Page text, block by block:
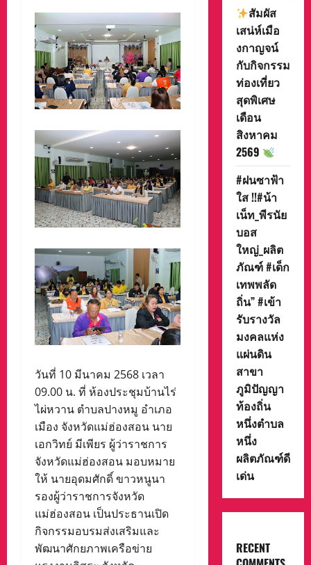
วันที่ 10 มีนาคม 2568 เวลา
09.00 น. ที่ ห้องประชุมบ้านไร่
ไผ่หวาน ตำบลปางหมู อำเภอ
เมือง จังหวัดแม่ฮ่องสอน นาย
เอกวิทย์ มีเพียร ผู้ว่าราชการ
จังหวัดแม่ฮ่องสอน มอบหมาย
ให้ นายอุดมศักดิ์ ขาวหนูนา
รองผู้ว่าราชการจังหวัด
แม่ฮ่องสอน เป็นประธานเปิด
กิจกรรมอบรมส่งเสริมและ
พัฒนาศักยภาพเครือข่าย
สัมผัส
เสน่ห์เมือ
งกาญจน์
กับกิจกรรม
ท่องเที่ยว
สุดพิเศษ
เดือน
สิงหาคม
2569
#ฝนซาฟ้า
ใส !!#น้า
เน็ท_พีรนัย
บอส
ใหญ่_ผลิต
ภัณฑ์ #เด็ก
เทพพลัด
ถิ่น” #เข้า
รับรางวัล
มงคลแห่ง
แผ่นดิน
สาขา
ภูมิปัญญา
ท้องถิ่น
หนึ่งตำบล
หนึ่ง
ผลิตภัณฑ์ดี
เด่น
RECENT